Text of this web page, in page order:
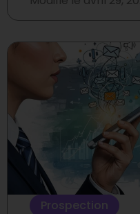
Prospection